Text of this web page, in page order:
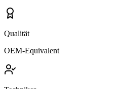
Qualität
OEM-Equivalent